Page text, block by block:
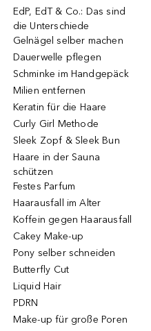
EdP, EdT & Co.: Das sind
die Unterschiede
Gelnägel selber machen
Dauerwelle pflegen
Schminke im Handgepäck
Milien entfernen
Keratin für die Haare
Curly Girl Methode
Sleek Zopf & Sleek Bun
Haare in der Sauna
schützen
Festes Parfum
Haarausfall im Alter
Koffein gegen Haarausfall
Cakey Make-up
Pony selber schneiden
Butterfly Cut
Liquid Hair
PDRN
Make-up für große Poren